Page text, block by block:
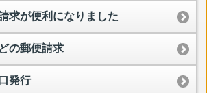
求が便利になりました
の郵便請求
発行